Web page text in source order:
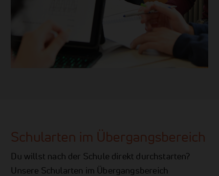
Schularten im Übergangsbereich
Du willst nach der Schule direkt durchstarten?
Unsere Schularten im Übergangsbereich